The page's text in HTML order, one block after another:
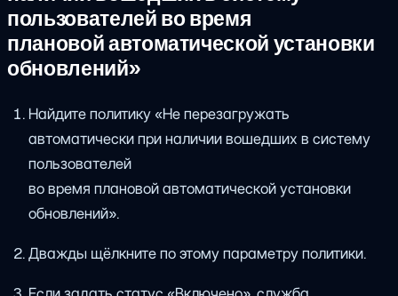
пользователей во время
плановой автоматической установки
обновлений»
Найдите политику «Не перезагружать
автоматически при наличии вошедших в систему
пользователей
во время плановой автоматической установки
обновлений».
Дважды щёлкните по этому параметру политики.